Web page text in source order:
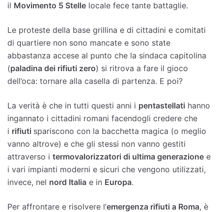
il Movimento 5 Stelle locale fece tante battaglie.
Le proteste della base grillina e di cittadini e comitati
di quartiere non sono mancate e sono state
abbastanza accese al punto che la sindaca capitolina
(paladina dei rifiuti zero) si ritrova a fare il gioco
dell’oca: tornare alla casella di partenza. E poi?
La verità è che in tutti questi anni i pentastellati hanno
ingannato i cittadini romani facendogli credere che
i rifiuti spariscono con la bacchetta magica (o meglio
vanno altrove) e che gli stessi non vanno gestiti
attraverso i termovalorizzatori di ultima generazione e
i vari impianti moderni e sicuri che vengono utilizzati,
invece, nel nord Italia e in Europa.
Per affrontare e risolvere l’emergenza rifiuti a Roma, è